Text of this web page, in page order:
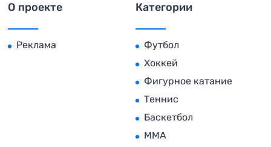
О проекте
Реклама
Категории
Футбол
Хоккей
Фигурное катание
Теннис
Баскетбол
MMA